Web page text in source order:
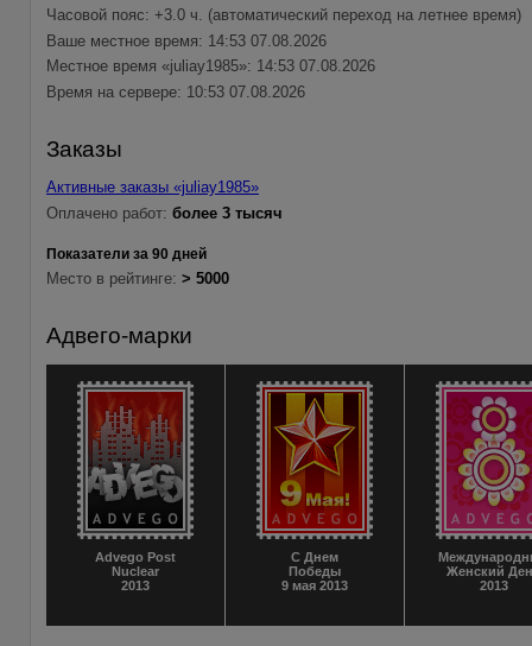
Часовой пояс: +3.0 ч. (автоматический переход на летнее время)
Ваше местное время: 14:53 07.08.2026
Местное время «juliay1985»: 14:53 07.08.2026
Время на сервере: 10:53 07.08.2026
Заказы
Активные заказы «juliay1985»
Оплачено работ: более 3 тысяч
Показатели за 90 дней
Место в рейтинге: > 5000
Адвего-марки
Advego Post
Nuclear
2013
С Днем
Победы
9 мая 2013
Женский
2013